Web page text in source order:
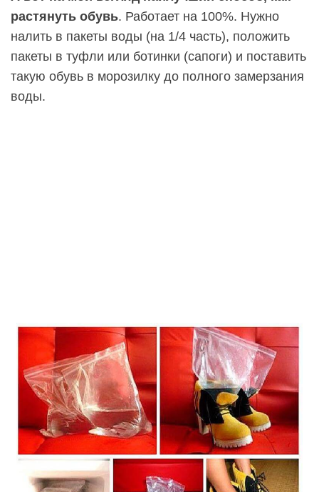
растянуть обувь. Работает на 100%. Нужно
налить в пакеты воды (на 1/4 часть), положить
пакеты в туфли или ботинки (сапоги) и поставить
такую обувь в морозилку до полного замерзания
воды.